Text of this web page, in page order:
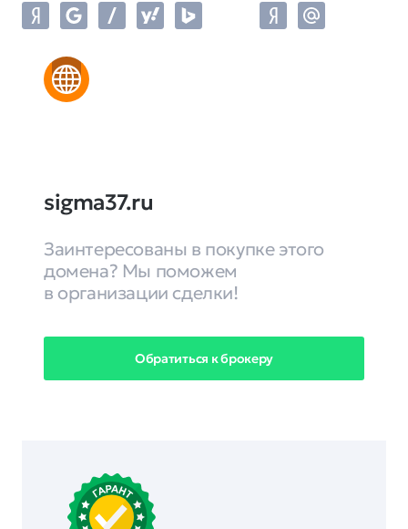
sigma37.ru
Заинтересованы в покупке этого
домена? Мы поможем
в организации сделки!
Обратиться к брокеру